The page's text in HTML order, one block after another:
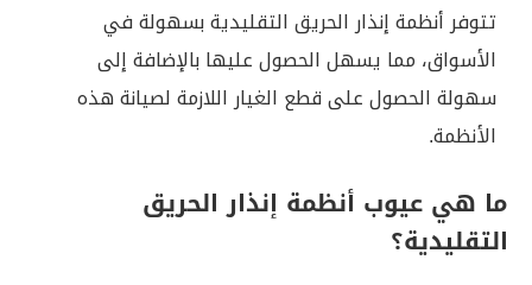
تتوفر أنظمة إنذار الحريق التقليدية بسهولة في
الأسواق، مما يسهل الحصول عليها بالإضافة إلى
سهولة الحصول على قطع الغيار اللازمة لصيانة هذه
الأنظمة.
ما هي عيوب أنظمة إنذار الحريق
التقليدية؟